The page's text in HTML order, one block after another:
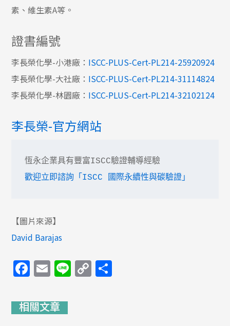
素、維生素A等。
證書編號
李長榮化學-小港廠： ISCC-PLUS-Cert-PL214-25920924
李長榮化學-大社廠： ISCC-PLUS-Cert-PL214-31114824
李長榮化學-林園廠： ISCC-PLUS-Cert-PL214-32102124
李長榮-官方網站
恆永企業具有豐富ISCC驗證輔導經驗
歡迎立即諮詢「ISCC 國際永續性與碳驗證」
【圖片來源】
David Barajas
Facebook
Email
LineCopy
相關文章